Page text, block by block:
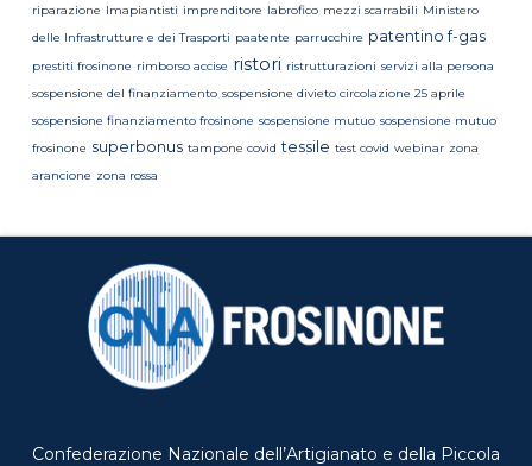
riparazione Imapiantisti imprenditore labrofico mezzi scarrabili Ministero
delle Infrastrutture e dei Trasporti paatente parrucchire patentino f-gas
prestiti frosinone rimborso accise ristori ristrutturazioni servizi alla persona
sospensione del finanziamento sospensione divieto circolazione 25 aprile
sospensione finanziamento frosinone sospensione mutuo sospensione mutuo
frosinone superbonus tampone covid tessile test covid webinar zona
arancione zona rossa
Confederazione Nazionale dell’Artigianato e della Piccola